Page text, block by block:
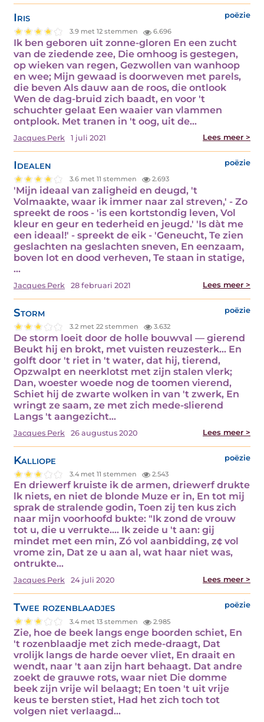
Iris poëzie
3.9 met 12 stemmen 6.696
Ik ben geboren uit zonne-gloren En een zucht
van de ziedende zee, Die omhoog is gestegen,
op wieken van regen, Gezwollen van wanhoop
en wee; Mijn gewaad is doorweven met parels,
die beven Als dauw aan de roos, die ontlook
Wen de dag-bruid zich baadt, en voor 't
schuchter gelaat Een waaier van vlammen
ontplook. Met tranen in 't oog, uit de…
Jacques Perk 1 juli 2021 Lees meer >
Idealen poëzie
3.6 met 11 stemmen 2.693
'Mijn ideaal van zaligheid en deugd, 't
Volmaakte, waar ik immer naar zal streven,' - Zo
spreekt de roos - 'is een kortstondig leven, Vol
kleur en geur en tederheid en jeugd.' 'Is dàt me
een ideaal!' - spreekt de eik - 'Geneucht, Te zien
geslachten na geslachten sneven, En eenzaam,
boven lot en dood verheven, Te staan in statige,
…
Jacques Perk 28 februari 2021 Lees meer >
Storm poëzie
3.2 met 22 stemmen 3.632
De storm loeit door de holle bouwval — gierend
Beukt hij en brokt, met vuisten reuzesterk... En
golft door 't riet in 't water, dat hij, tierend,
Opzwalpt en neerklotst met zijn stalen vlerk;
Dan, woester woede nog de toomen vierend,
Schiet hij de zwarte wolken in van 't zwerk, En
wringt ze saam, ze met zich mede-slierend
Langs 't aangezicht…
Jacques Perk 26 augustus 2020 Lees meer >
Kalliope poëzie
3.4 met 11 stemmen 2.543
En driewerf kruiste ik de armen, driewerf drukte
lk niets, en niet de blonde Muze er in, En tot mij
sprak de stralende godin, Toen zij ten kus zich
naar mijn voorhoofd bukte: "Ik zond de vrouw
tot u, die u verrukte.... Ik zeide u 't aan: gij
mindet met een min, Zó vol aanbidding, z¢ vol
vrome zin, Dat ze u aan al, wat haar niet was,
ontrukte…
Jacques Perk 24 juli 2020 Lees meer >
Twee rozenblaadjes poëzie
3.4 met 13 stemmen 2.985
Zie, hoe de beek langs enge boorden schiet, En
't rozenblaadje met zich mede-draagt, Dat
vrolijk langs de harde oever vliet, En draait en
wendt, naar 't aan zijn hart behaagt. Dat andre
zoekt de grauwe rots, waar niet Die domme
beek zijn vrije wil belaagt; En toen 't uit vrije
keus te bersten stiet, Had het zich toch tot
volgen niet verlaagd…